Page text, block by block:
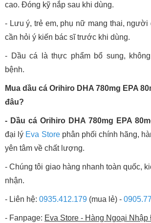
cao. Đóng kỹ nắp sau khi dùng.
- Lưu ý, trẻ em, phụ nữ mang thai, người
cần hỏi ý kiến bác sĩ trước khi dùng.
- Dầu cá là thực phẩm bổ sung,
bệnh.
Mua dầu cá Orihiro DHA 780mg EPA
đâu?
- Dầu cá Orihiro DHA 780mg EPA
đại lý Eva Storephân phối chính hãng,
yên tâm về chất lượng.
- Chúng tôi giao hàng nhanh toàn quốc,
nhận.
- Liên hệ: 0935.412.179 (mua lẻ) -
- Fanpage: Eva Store - Hàng Ngoại Nhập